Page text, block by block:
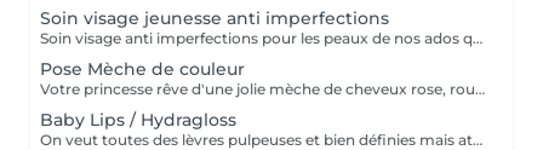
Soin visage jeunesse anti imperfections
Soin visage anti imperfections pour les peaux de nos ados qui réclament elles aussi toute notre attention. Points noirs, comédons, peau sensible ou grasse et acnéique.. Faites peau neuve avec notre soin expert teenager.
Pose Mèche de couleur
Votre princesse rêve d'une jolie mèche de cheveux rose, rouge, bleue? Et ça sans abîmer ses cheveux. Rendez-vous dans votre onglerie favorite
Baby Lips / Hydragloss
On veut toutes des lèvres pulpeuses et bien définies mais attention on ne veut que du naturel. Ce soin augmente progressivement le volume de vos lèvres, soigne en profondeur le manque d'hydratation et de nutrition pour des lèvres repulpées douces et sexy ! Et pourquoi pas apporter une touche de couleur ? Tout comme le baby glow io est possible de teinter légèrement vos lèvres avec nos pigments semi-permanent. Alors qu'allez vous choisir? Nous vous conseillerons pour un soin parfaitement adapté à vos attentes